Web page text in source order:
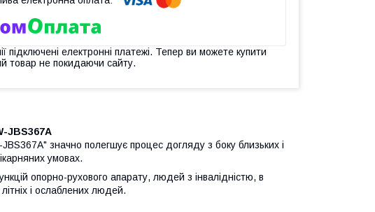
підключені електронні платежі. Тепер ви можете купити
товар не покидаючи сайту.
JBS367A
значно полегшує процес догляду з боку близьких і
умовах.
опорно-рухового апарату, людей з інвалідністю, в
і ослаблених людей.